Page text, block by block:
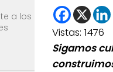
Vistas: 1476
Sigamos
a los